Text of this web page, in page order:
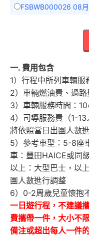
FSBWB000026 08
一. 費用包含
1）行程中所列車輛服
2）車輛燃油費、過
3）車輛服務時間：10
4）司導服務費（1-
將依照當日出團人數進
5）參考車型：5-8座
車：豐田HAICE或同
以上：大型巴士，以
團人數進行調整
6）0-2周歲兒童懷抱
一日遊行程，不建議
費攜帶一件，大小不
備注或超出每人一件